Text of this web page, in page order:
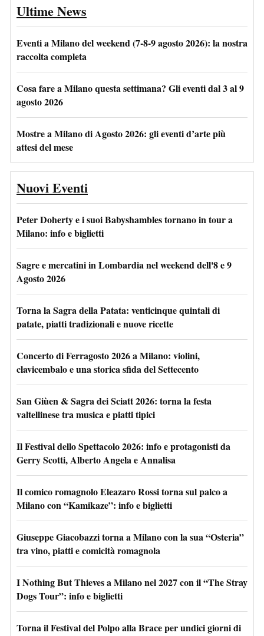
Ultime News
Eventi a Milano del weekend (7-8-9 agosto 2026): la nostra
raccolta completa
Cosa fare a Milano questa settimana? Gli eventi dal 3 al 9
agosto 2026
Mostre a Milano di Agosto 2026: gli eventi d’arte più
attesi del mese
Nuovi Eventi
Peter Doherty e i suoi Babyshambles tornano in tour a
Milano: info e biglietti
Sagre e mercatini in Lombardia nel weekend dell'8 e 9
Agosto 2026
Torna la Sagra della Patata: venticinque quintali di
patate, piatti tradizionali e nuove ricette
Concerto di Ferragosto 2026 a Milano: violini,
clavicembalo e una storica sfida del Settecento
San Giùen & Sagra dei Sciatt 2026: torna la festa
valtellinese tra musica e piatti tipici
Il Festival dello Spettacolo 2026: info e protagonisti da
Gerry Scotti, Alberto Angela e Annalisa
Il comico romagnolo Eleazaro Rossi torna sul palco a
Milano con “Kamikaze”: info e biglietti
Giuseppe Giacobazzi torna a Milano con la sua “Osteria”
tra vino, piatti e comicità romagnola
I Nothing But Thieves a Milano nel 2027 con il “The Stray
Dogs Tour”: info e biglietti
Torna il Festival del Polpo alla Brace per undici giorni di